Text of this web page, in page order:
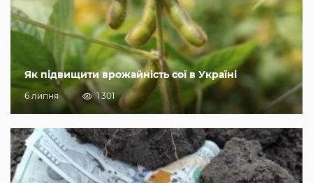
Як підвищити врожайність сої в Україні
6 липня 1 301